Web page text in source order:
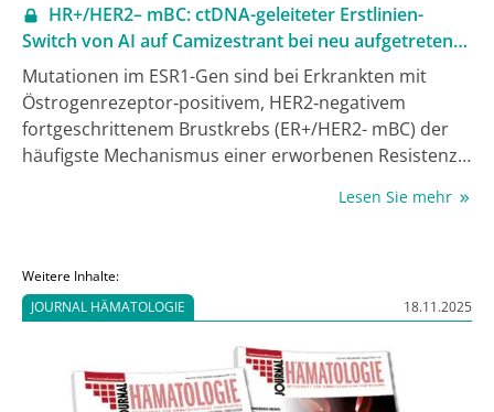
HR+/HER2– mBC: ctDNA-geleiteter Erstlinien-
Switch von AI auf Camizestrant bei neu aufgetretener
ESR1-Mutation verbessert auch das PFS2
Mutationen im ESR1-Gen sind bei Erkrankten mit
Östrogenrezeptor‑positivem, HER2‑negativem
fortgeschrittenem Brustkrebs (ER+/HER2- mBC) der
häufigste Mechanismus einer erworbenen Resistenz
Standardbehandlung mit einem Aromatasehemmer
den selektiven oralen Östrogenrezeptor-Degrader
(SERD) Camizestrant bei neu aufgetretener ESR1-
Mutation – bei gleichzeitiger Fortführung des CDK4/6i
in der Firstline‑Therapie – das progressionsfreie
Überleben (PFS) signifikant gegenüber der
Lesen Sie mehr
Weitere Inhalte:
JOURNAL HÄMATOLOGIE
18.11.2025